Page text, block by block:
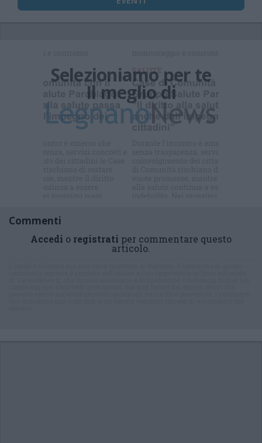
Selezioniamo per te
Il meglio di
Commenti
Accedi o registrati per commentare questo
articolo.